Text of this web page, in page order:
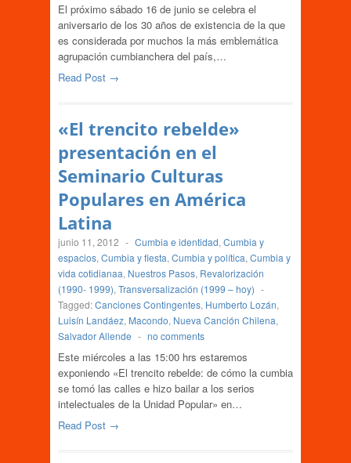
El próximo sábado 16 de junio se celebra el
aniversario de los 30 años de existencia de la que
es considerada por muchos la más emblemática
agrupación cumbianchera del país,…
Read Post →
«El trencito rebelde»
presentación en el
Seminario Culturas
Populares en América
Latina
junio 11, 2012 - Cumbia e identidad, Cumbia y
espacios, Cumbia y fiesta, Cumbia y política, Cumbia y
vida cotidianaa, Nuestros Pasos, Revalorización
(1990- 1999), Transversalización (1999 – hoy) -
Tagged:Canciones Contingentes, Humberto Lozán,
Luisín Landáez, Macondo, Nueva Canción Chilena,
Salvador Allende - no comments
Este miércoles a las 15:00 hrs estaremos
exponiendo «El trencito rebelde: de cómo la cumbia
se tomó las calles e hizo bailar a los serios
intelectuales de la Unidad Popular» en…
Read Post →